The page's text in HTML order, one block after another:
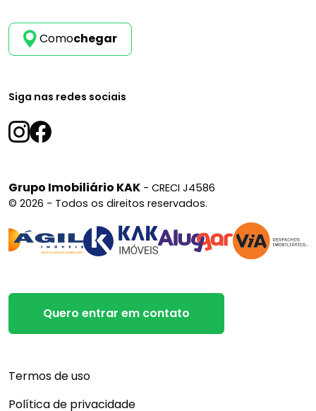
Comochegar
Siga nas redes sociais
Grupo Imobiliário KAK - CRECI J4586
© 2026 - Todos os direitos reservados.
Quero entrar em contato
Termos de uso
Política de privacidade